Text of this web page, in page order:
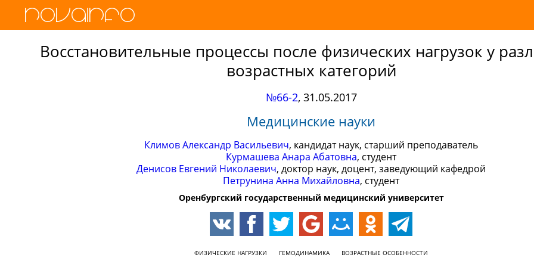
Восстановительные процессы после физических нагрузок у
возрастных категорий
№66-2, 31.05.2017
Медицинские науки
Климов Александр Васильевич, кандидат наук, старший преподаватель
Курмашева Анара Абатовна, студент
Денисов Евгений Николаевич, доктор наук, доцент, заведующий кафедрой
Петрунина Анна Михайловна, студент
Оренбургский государственный медицинский университет
ФИЗИЧЕСКИЕ НАГРУЗКИ ГЕМОДИНАМИКА ВОЗРАСТНЫЕ ОСОБЕННОСТИ